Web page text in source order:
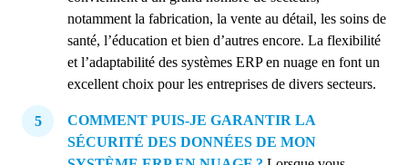
notamment la fabrication, la vente au détail, les soins de
santé, l’éducation et bien d’autres encore. La flexibilité
et l’adaptabilité des systèmes ERP en nuage en font un
excellent choix pour les entreprises de divers secteurs.
COMMENT PUIS-JE GARANTIR LA
SÉCURITÉ DES DONNÉES DE MON